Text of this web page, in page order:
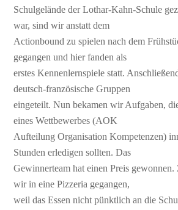
Schulgelände der Lothar-Kahn-Schule
war, sind wir anstatt dem
Actionbound zu spielen nach dem
gegangen und hier fanden als
erstes Kennenlernspiele statt.
deutsch-französische Gruppen
eingeteilt. Nun bekamen wir Aufgaben,
eines Wettbewerbes (AOK
Aufteilung Organisation Kompetenzen)
Stunden erledigen sollten. Das
Gewinnerteam hat einen Preis
wir in eine Pizzeria gegangen,
weil das Essen nicht pünktlich an die